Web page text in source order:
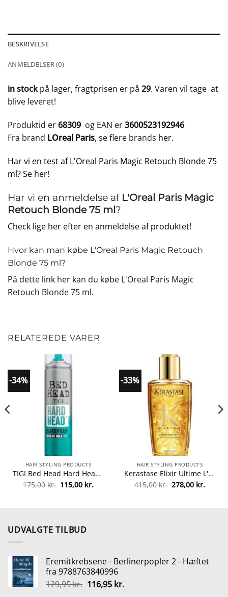
BESKRIVELSE
ANMELDELSER (0)
in stockpå lager, fragtprisen er på 29. Varen vil tage at
blive leveret!
Produktid er68309 og EAN er3600523192946
Fra brand LOreal Paris, se flere brands her.
Har vi en test af L'Oreal Paris Magic Retouch Blonde 75
ml? Se her!
Har vi en anmeldelse af L'Oreal Paris Magic
Retouch Blonde 75 ml?
Check lige her efter en anmeldelse af produktet!
Hvor kan man købe L'Oreal Paris Magic Retouch
Blonde 75 ml?
På dette link her kan du købe L'Oreal Paris Magic
Retouch Blonde 75 ml.
RELATEREDE VARER
-34%
HAIR STYLING PRODUCTS
TIGI Bed Head Hard Head 385 ml fra TIGI
175,00kr. Den
oprindelige
175,00 kr..
115,00 kr.Den
115,00 kr..
-33%
HAIR STYLING PRODUCTS
Kerastase Elixir Ultime L'huile Originale Hair Oil 100 ml fra Kerastase
415,00kr. Den
oprindelige
415,00 kr..
278,00 kr.Den
kr..
UDVALGTE TILBUD
Eremitkrebsene - Berlinerpopler 2 - Hæftet
fra 9788763840996
129,95kr. Den
116,95 kr.Den